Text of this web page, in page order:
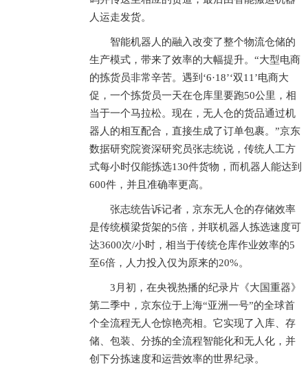
人运走发货。
智能机器人的融入改变了整个物流仓储的
生产模式，带来了效率的大幅提升。“大型电商
的拣货员非常辛苦。遇到‘6·18’‘双11’电商大
促，一个拣货员一天在仓库里要跑50公里，相
当于一个马拉松。现在，无人仓的货品通过机
器人的相互配合，直接生成了订单包裹。”京东
数据研究院资深研究员张志统说，传统人工方
式每小时仅能拣选130件货物，而机器人能达到
600件，并且准确率更高。
张志统告诉记者，京东无人仓的存储效率
是传统横梁货架的5倍，并联机器人拣选速度可
达3600次/小时，相当于传统仓库作业效率的5
至6倍，人力投入仅为原来的20%。
3月初，在央视热播的纪录片《大国重器》
第二季中，京东位于上海“亚洲一号”的全球首
个全流程无人仓惊艳亮相。它实现了入库、存
储、包装、分拣的全流程智能化和无人化，并
创下分拣速度和运营效率的世界纪录。